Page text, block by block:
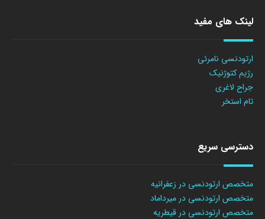
لینک های مفید
ارتودنسی نامرئی
رژیم کتوژنیک
جراح لاغری
تام استخر
دسترسی سریع
متخصص ارتودنسی در زعفرانیه
متخصص ارتودنسی در میرداماد
متخصص ارتودنسی در قیطریه